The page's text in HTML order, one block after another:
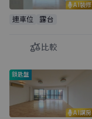
AI裝修
連車位 露台
比較
AI講房
鎖匙盤